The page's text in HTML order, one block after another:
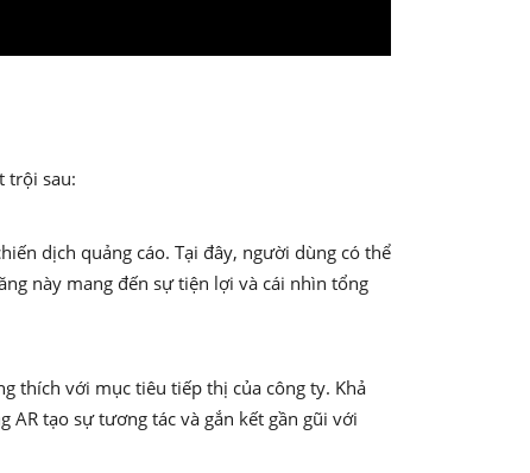
trội sau:
dịch quảng cáo. Tại đây, người dùng có thể
này mang đến sự tiện lợi và cái nhìn tổng
thích với mục tiêu tiếp thị của công ty. Khả
tạo sự tương tác và gắn kết gần gũi với